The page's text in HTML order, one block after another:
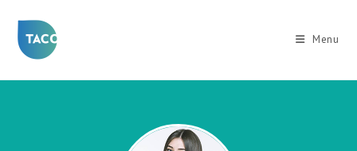
contenuto
Menu